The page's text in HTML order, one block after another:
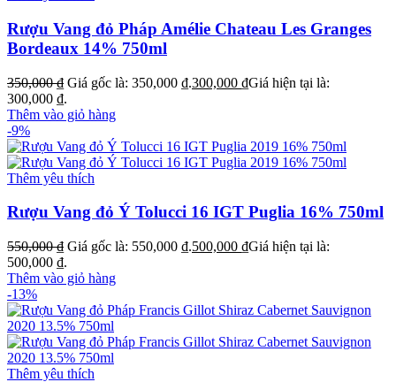
Rượu Vang đỏ Pháp Amélie Chateau Les Granges
Bordeaux 14% 750ml
350,000₫ Giá gốc là: 350,000 ₫.300,000 ₫Giá hiện tại là:
300,000 ₫.
Thêm vào giỏ hàng
-9%
Thêm yêu thích
Rượu Vang đỏ Ý Tolucci 16 IGT Puglia 16% 750ml
550,000₫ Giá gốc là: 550,000 ₫.500,000 ₫Giá hiện tại là:
500,000 ₫.
Thêm vào giỏ hàng
-13%
Thêm yêu thích